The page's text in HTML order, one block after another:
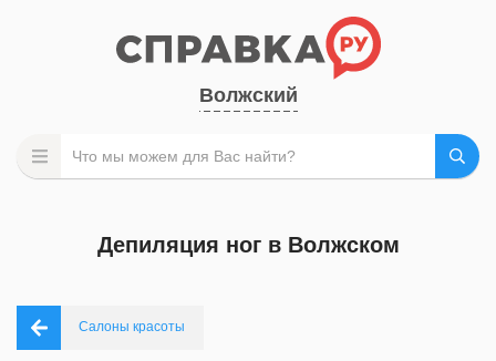
Волжский
Депиляция ног в Волжском
Салоны красоты